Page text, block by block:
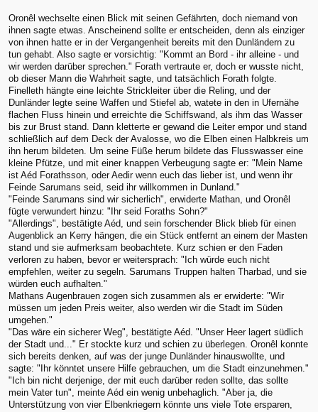
Oronêl wechselte einen Blick mit seinen Gefährten, doch niemand von
ihnen sagte etwas. Anscheinend sollte er entscheiden, denn als einziger
von ihnen hatte er in der Vergangenheit bereits mit den Dunländern zu
tun gehabt. Also sagte er vorsichtig: "Kommt an Bord - ihr alleine - und
wir werden darüber sprechen." Forath vertraute er, doch er wusste nicht,
ob dieser Mann die Wahrheit sagte, und tatsächlich Forath folgte.
Finelleth hängte eine leichte Strickleiter über die Reling, und der
Dunländer legte seine Waffen und Stiefel ab, watete in den in Ufernähe
flachen Fluss hinein und erreichte die Schiffswand, als ihm das Wasser
bis zur Brust stand. Dann kletterte er gewand die Leiter empor und stand
schließlich auf dem Deck der Avalosse, wo die Elben einen Halbkreis um
ihn herum bildeten. Um seine Füße herum bildete das Flusswasser eine
kleine Pfütze, und mit einer knappen Verbeugung sagte er: "Mein Name
ist Aéd Forathsson, oder Aedir wenn euch das lieber ist, und wenn ihr
Feinde Sarumans seid, seid ihr willkommen in Dunland."
"Feinde Sarumans sind wir sicherlich", erwiderte Mathan, und Oronêl
fügte verwundert hinzu: "Ihr seid Foraths Sohn?"
"Allerdings", bestätigte Aéd, und sein forschender Blick blieb für einen
Augenblick an Kerry hängen, die ein Stück entfernt an einem der Masten
stand und sie aufmerksam beobachtete. Kurz schien er den Faden
verloren zu haben, bevor er weitersprach: "Ich würde euch nicht
empfehlen, weiter zu segeln. Sarumans Truppen halten Tharbad, und sie
würden euch aufhalten."
Mathans Augenbrauen zogen sich zusammen als er erwiderte: "Wir
müssen um jeden Preis weiter, also werden wir die Stadt im Süden
umgehen."
"Das wäre ein sicherer Weg", bestätigte Aéd. "Unser Heer lagert südlich
der Stadt und..." Er stockte kurz und schien zu überlegen. Oronêl konnte
sich bereits denken, auf was der junge Dunländer hinauswollte, und
sagte: "Ihr könntet unsere Hilfe gebrauchen, um die Stadt einzunehmen."
"Ich bin nicht derjenige, der mit euch darüber reden sollte, das sollte
mein Vater tun", meinte Aéd ein wenig unbehaglich. "Aber ja, die
Unterstützung von vier Elbenkriegern könnte uns viele Tote ersparen,